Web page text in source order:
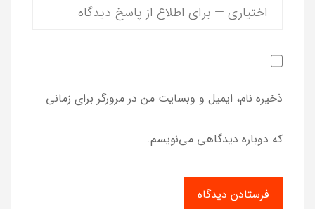
ذخیره نام، ایمیل و وبسایت من در مرورگر برای زمانی
که دوباره دیدگاهی می‌نویسم.